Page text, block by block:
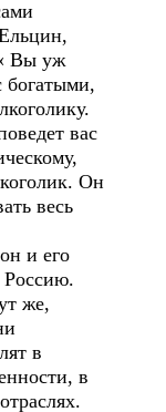
Вы уж
богатыми,
вас
Он
весь
и его
Россию.
же,
в
в